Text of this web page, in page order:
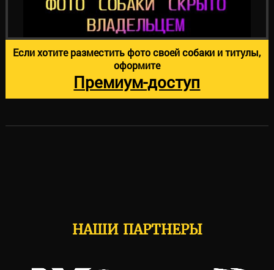
Если хотите разместить фото своей собаки и титулы,
оформите
Премиум-доступ
НАШИ ПАРТНЕРЫ